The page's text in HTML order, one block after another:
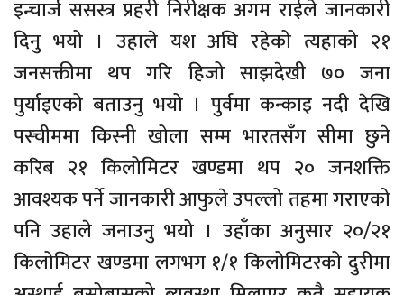
इन्चार्ज ससस्त्र प्रहरी निरीक्षक अगम राईले जानकारी
दिनु भयो । उहाले यश अघि रहेको त्यहाको २१
जनसक्तीमा थप गरि हिजो साझदेखी ७० जना
पुर्याइएको बताउनु भयो । पुर्वमा कन्काइ नदी देखि
पस्चीममा किस्नी खोला सम्म भारतसँग सीमा छुने
करिब २१ किलोमिटर खण्डमा थप २० जनशक्ति
आवश्यक पर्ने जानकारी आफुले उपल्लो तहमा गराएको
पनि उहाले जनाउनु भयो । उहाँका अनुसार २०/२१
किलोमिटर खण्डमा लगभग १/१ किलोमिटरको दुरीमा